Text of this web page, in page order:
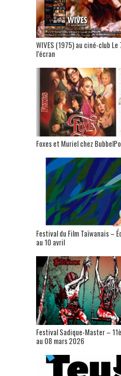
WIVES (1975) au ciné-club
l’écran
Foxes et Muriel chez
Festival du Film Taïwanais –
au 10 avril
Festival Sadique-Master –
au 08 mars 2026